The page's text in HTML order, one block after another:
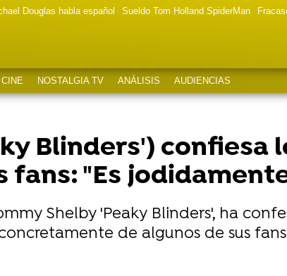
Douglas habla español Sueldo Tom Holland SpiderMan
CINE NOSTALGIA TV ANÁLISIS AUDIENCIAS
Blinders') confiesa
fans: "Es
Shelby 'Peaky Blinders', ha
de algunos de sus